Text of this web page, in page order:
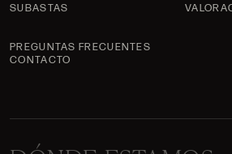
SUBASTAS
PREGUNTAS FRECUENTES
CONTACTO